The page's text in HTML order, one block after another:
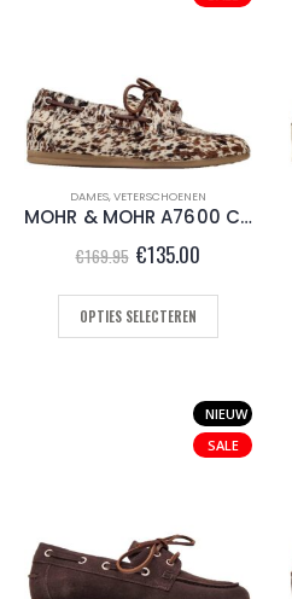
DAMES,VETERSCHOENEN
MOHR & MOHR A7600 Cow Multi
€169.95 Oorspronkelijke
prijs
was:
€169.95.
€135.00
is:
OPTIES SELECTEREN
NIEUW
SALE